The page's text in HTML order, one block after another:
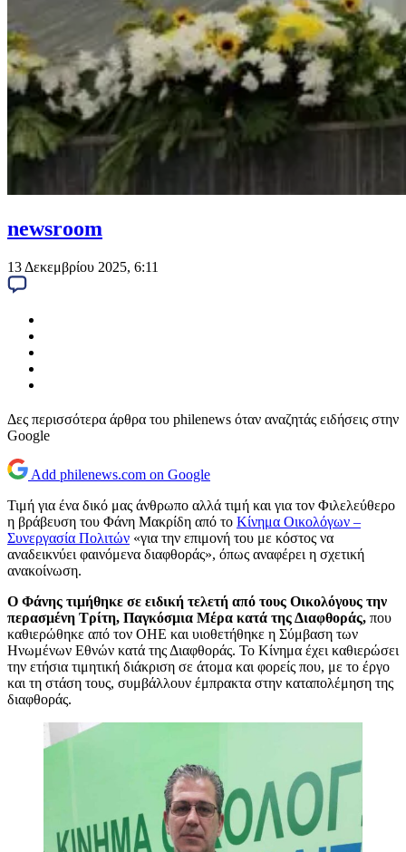
newsroom
13 Δεκεμβρίου 2025, 6:11
Δες περισσότερα άρθρα του philenews όταν αναζητάς ειδήσεις στην
Google
Add philenews.com on Google
Τιμή για ένα δικό μας άνθρωπο αλλά τιμή και για τον Φιλελεύθερο
η βράβευση του Φάνη Μακρίδη από το Κίνημα Οικολόγων –
Συνεργασία Πολιτών «για την επιμονή του με κόστος να
αναδεικνύει φαινόμενα διαφθοράς», όπως αναφέρει η σχετική
ανακοίνωση.
Ο Φάνης τιμήθηκε σε ειδική τελετή από τους Οικολόγους την
περασμένη Τρίτη, Παγκόσμια Μέρα κατά της Διαφθοράς, που
καθιερώθηκε από τον ΟΗΕ και υιοθετήθηκε η Σύμβαση των
Ηνωμένων Εθνών κατά της Διαφθοράς. Το Κίνημα έχει καθιερώσει
την ετήσια τιμητική διάκριση σε άτομα και φορείς που, με το έργο
και τη στάση τους, συμβάλλουν έμπρακτα στην καταπολέμηση της
διαφθοράς.